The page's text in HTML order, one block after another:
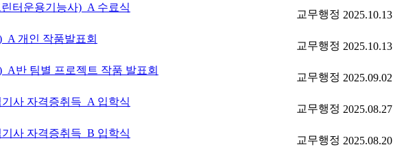
터운용기능사)_A 수료식
교무행정 2025.10.13
개인 작품발표회
교무행정 2025.10.13
반 팀별 프로젝트 작품 발표회
교무행정 2025.09.02
사 자격증취득_A 입학식
교무행정 2025.08.27
사 자격증취득_B 입학식
교무행정 2025.08.20